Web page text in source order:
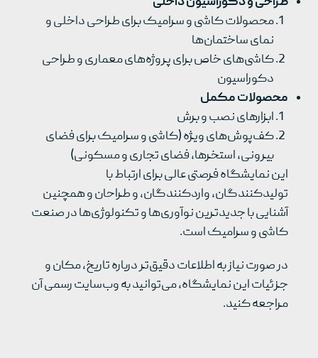
محصولات کاشی و سرامیک برای طراحی داخلی و
نمای ساختمان‌ها
کاشی‌های خاص برای پروژه‌های معماری و طراحی
دکوراسیون
محصولات مکمل
ابزارهای نصب و برش
کف‌پوش‌های ویژه (کاشی و سرامیک برای فضای
بیرونی، استخرها، فضای تجاری و مسکونی)
این نمایشگاه فرصتی عالی برای ارتباط با
تولیدکنندگان، واردکنندگان، و طراحان و همچنین
آشنایی با جدیدترین نوآوری‌ها و تکنولوژی‌ها در صنعت
کاشی و سرامیک است.
در صورت نیاز به اطلاعات دقیق‌تر درباره تاریخ، مکان و
جزئیات این نمایشگاه، می‌توانید به وب‌سایت رسمی آن
مراجعه کنید.